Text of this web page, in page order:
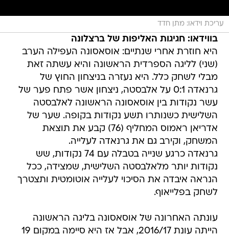
עריכת וידאו: מתן חדד
בווידאו: חגיגות האליפות של ברצלונה
היא חוזרת אחרי שנתיים: אוסאסונה העפילה הערב
(שני) לליגה הספרדית הראשונה והיא עשתה זאת
מבלי לשחק כלל. היא נעזרה בניצחון החוץ של
גרנאדה 0:1 על אלבסטה, ניצחון אשר פתח פער של
עשר נקודות בין אוסאסונה הראשונה לאלבסטה
השלישית כשנותרו תשע נקודות בקופה. שער של
אדריאן ראמוס המחליף (76) קבע את תוצאת
המשחק, וקירב גם את גרנאדה לעלייה.
גרנאדה כרגע שנייה בטבלה עם 74 נקודות, שש
נקודות יותר מלאלבסטה השלישית, שמצידה, ככל
הנראה איבדה את הסיכוי לעלייה אוטומטית ותצטרך
לשחק בפלייאוף.
עונתה האחרונה של אוסאסונה בליגה הראשונה
הייתה עונת 2016/17, אבל אז היא סיימה במקום 19